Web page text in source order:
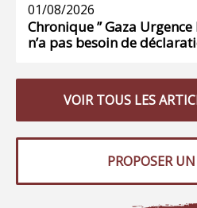
01/08/2026
Chronique ” Gaza Urgence
n’a pas besoin de
VOIR TOUS LES
PROPOSER